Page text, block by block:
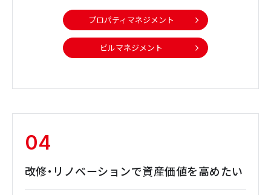
プロパティマネジメント
ビルマネジメント
04
改修・リノベーションで資産価値を高めたい